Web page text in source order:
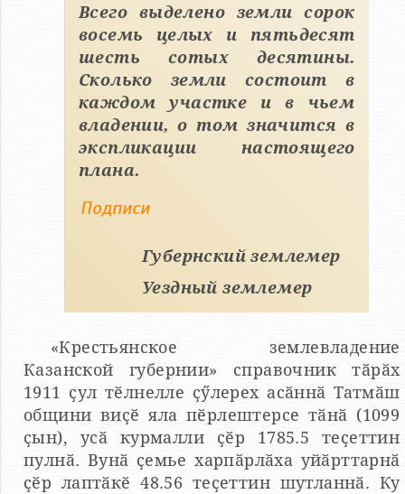
Всего выделено земли сорок
восемь целых и пятьдесят
шесть сотых десятины.
Сколько земли состоит в
каждом участке и в чьем
владении, о том значится в
экспликации настоящего
плана.
Подписи
Губернский землемер
Уездный землемер
«Крестьянское землевладение
Казанской губернии» справочник тӑрӑх
1911 ҫул тӗлнелле ҫӳлерех асӑннӑ Татмӑш
общини виҫӗ яла пӗрлештерсе тӑнӑ (1099
ҫын), усӑ курмалли ҫӗр 1785.5 теҫеттин
пулнӑ. Вунӑ ҫемье харпӑрлӑха уйӑрттарнӑ
ҫӗр лаптӑкӗ 48.56 теҫеттин шутланнӑ. Ку